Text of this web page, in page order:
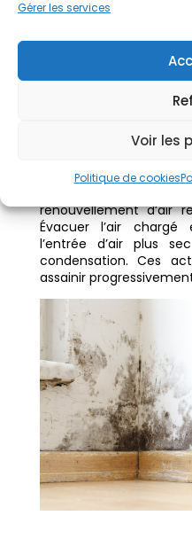
Gérer les services
Voir les
Politique de cookies
Ventilation et
La ventilation joue un
de l’humidité
maisons anciennes
Sans renouvellement
favorise l’apparition
surfaces froides.
L’installation d’une
renouvellement d’air
Évacuer l’air
l’entrée d’air plus
condensation. Ces
assainir